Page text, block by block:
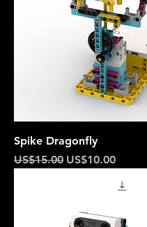
Spike Dragonfly
一般價格
US$15.00 促銷價格
US$10.00